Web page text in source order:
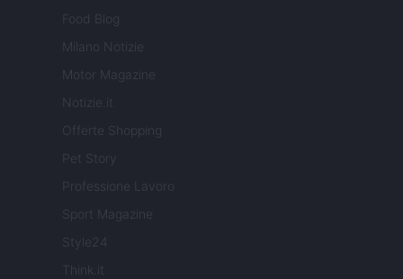
Food Blog
Milano Notizie
Motor Magazine
Notizie.it
Offerte Shopping
Pet Story
Professione Lavoro
Sport Magazine
Style24
Think.it